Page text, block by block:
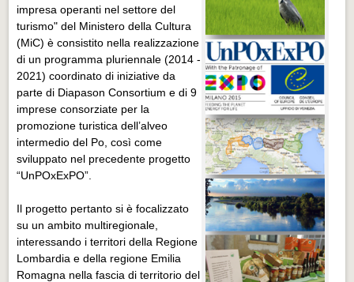
impresa operanti nel settore del
turismo" del Ministero della Cultura
(MiC) è consistito nella realizzazione
di un programma pluriennale (2014 -
2021) coordinato di iniziative da
parte di Diapason Consortium e di 9
imprese consorziate per la
promozione turistica dell’alveo
intermedio del Po, così come
sviluppato nel precedente progetto
“UnPOxExPO”.
Il progetto pertanto si è focalizzato
su un ambito multiregionale,
interessando i territori della Regione
Lombardia e della regione Emilia
Romagna nella fascia di territorio del